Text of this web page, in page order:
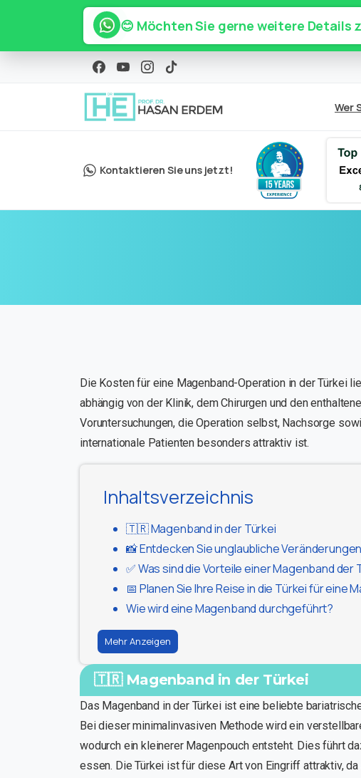
😊 Möchten Sie gerne weitere Details
Wer
Kontaktieren Sie uns jetzt!
Die Kosten für eine Magenband-Operation in der Türkei
abhängig von der Klinik, dem Chirurgen und den
Voruntersuchungen, die Operation selbst, Nachsorge
internationale Patienten besonders attraktiv ist.
Inhaltsverzeichnis
🇹🇷 Magenband in der Türkei
📸 Entdecken Sie unglaubliche
✅ Was sind die Vorteile einer Magenband der
📅 Planen Sie Ihre Reise in die Türkei für eine
Wie wird eine Magenband durchgeführt?
Mehr Anzeigen
🇹🇷 Magenband in der Türkei
Das Magenband in der Türkei ist eine beliebte
Bei dieser minimalinvasiven Methode wird ein
wodurch ein kleinerer Magenpouch entsteht. Dies führt
essen. Die Türkei ist für diese Art von Eingriff attraktiv,